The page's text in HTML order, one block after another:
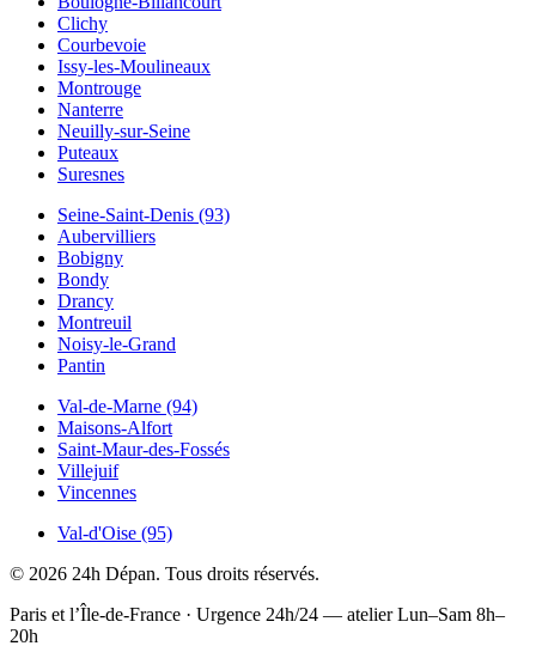
Clichy
Courbevoie
Issy-les-Moulineaux
Montrouge
Nanterre
Neuilly-sur-Seine
Puteaux
Suresnes
Seine-Saint-Denis (93)
Aubervilliers
Bobigny
Bondy
Drancy
Montreuil
Noisy-le-Grand
Pantin
Val-de-Marne (94)
Maisons-Alfort
Saint-Maur-des-Fossés
Villejuif
Vincennes
Val-d'Oise (95)
© 2026 24h Dépan. Tous droits réservés.
Paris et l’Île-de-France · Urgence 24h/24 — atelier Lun–Sam 8h–
20h